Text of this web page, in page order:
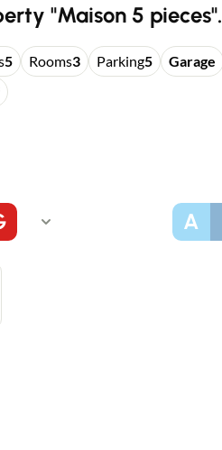
"Maison 5 pieces".
5 Rooms3 Parking5 Garage
A